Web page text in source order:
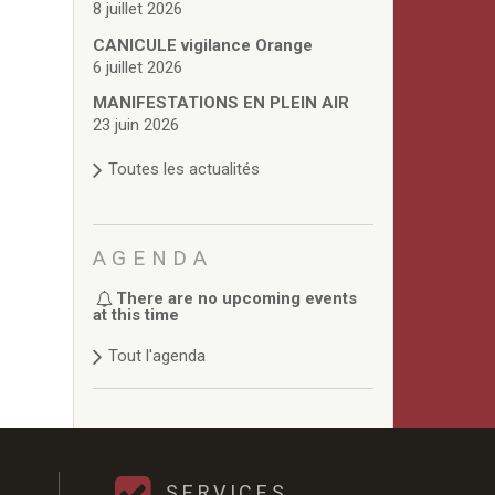
8 juillet 2026
CANICULE vigilance Orange
6 juillet 2026
MANIFESTATIONS EN PLEIN AIR
23 juin 2026
Toutes les actualités
AGENDA
There are no upcoming events
at this time
Tout l'agenda